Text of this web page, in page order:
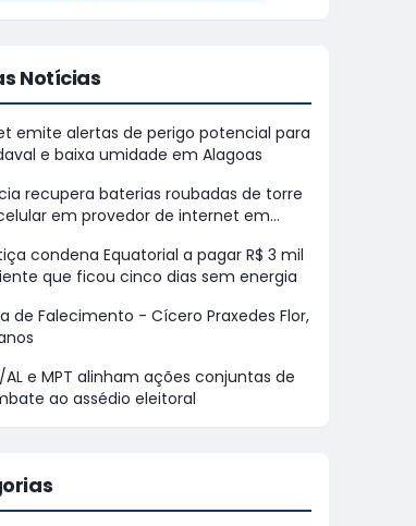
Notícias
emite alertas de perigo potencial para
e baixa umidade em Alagoas
recupera baterias roubadas de torre
em provedor de internet em
condena Equatorial a pagar R$ 3 mil
que ficou cinco dias sem energia
de Falecimento - Cícero Praxedes Flor,
AL e MPT alinham ações conjuntas de
ao assédio eleitoral